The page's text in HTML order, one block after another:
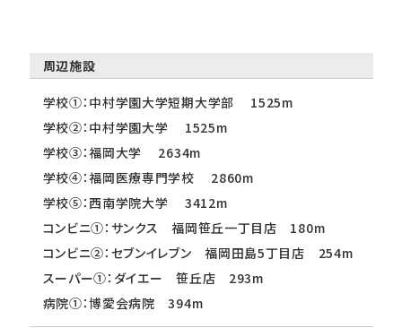
周辺施設
学校①：中村学園大学短期大学部 1525m
学校②：中村学園大学 1525m
学校③：福岡大学 2634m
学校④：福岡医療専門学校 2860m
学校⑤：西南学院大学 3412m
コンビニ①：サンクス 福岡笹丘一丁目店 180m
コンビニ②：セブンイレブン 福岡田島5丁目店 254m
スーパー①：ダイエー 笹丘店 293m
病院①：博愛会病院 394m